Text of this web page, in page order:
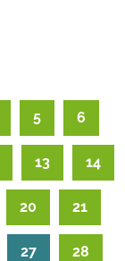
5 6
13 14
20 21
27 28